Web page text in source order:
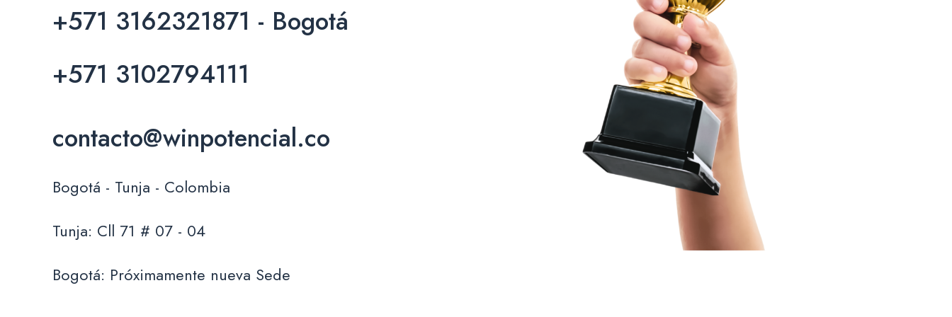
+571 3162321871 - Bogotá
+571 3102794111
contacto@winpotencial.co
Bogotá - Tunja - Colombia
Tunja: Cll 71 # 07 - 04
Bogotá: Próximamente nueva Sede